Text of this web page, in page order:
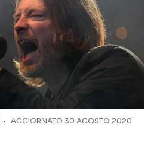
AGGIORNATO 30 AGOSTO 2020